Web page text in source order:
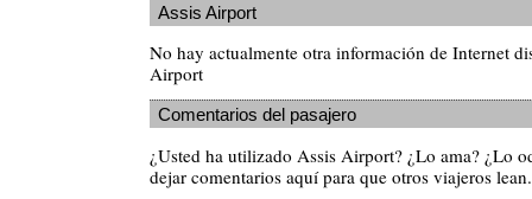
Assis Airport
No hay actualmente otra información de Internet
Airport
Comentarios del pasajero
¿Usted ha utilizado Assis Airport? ¿Lo ama? ¿Lo
dejar comentarios aquí para que otros viajeros lean.